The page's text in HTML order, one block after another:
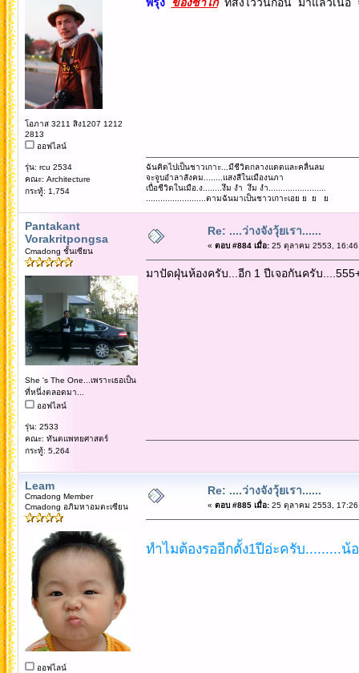
โอภาส 3211 สิง1207 1212
2813
ออฟไลน์
รุ่น: rcu 2534
คณะ: Architecture
กระทู้: 1,754
ฉันคิดไปเป็นชาวเกาะ...มีชีวิตกลางแดดและคลื่นลม
จะจูบอำลาสังคม........แสงสีในเมืองนภา
เบื่อชีวิตในเมือ.ง........งึม งำ งึม งำ........................
.........................ตามฉันมาเป็นชาวเกาะเอย ย ย ย
Pantakant
Vorakritpongsa
Cmadong ชั้นเซียน
She 's The One...เพราะเธอเป็น
ที่หนึ่งตลอดมา...
ออฟไลน์
รุ่น: 2533
คณะ: ทันตแพทยศาสตร์
กระทู้: 5,264
Re: ....ว่างจังวุ้ยเรา......
« ตอบ #884 เมื่อ:25 ตุลาคม 2553,
มาปัดฝุ่นห้องครับ...อีก 1 ปีเจอกันครับ
Leam
Cmadong Member
Cmadong อภิมหาอมตะเซียน
ออฟไลน์
Re: ....ว่างจังวุ้ยเรา......
« ตอบ #885 เมื่อ:25 ตุลาคม 2553,
ทำไมต้องรออีกตั้ง1ปีอ่ะครับ.........น้